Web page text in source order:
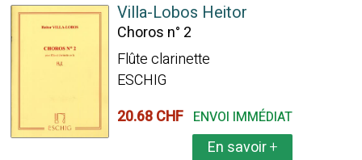
Villa-Lobos Heitor
Choros n° 2
Flûte clarinette
ESCHIG
20.68 CHF ENVOI IMMÉDIAT
En savoir+